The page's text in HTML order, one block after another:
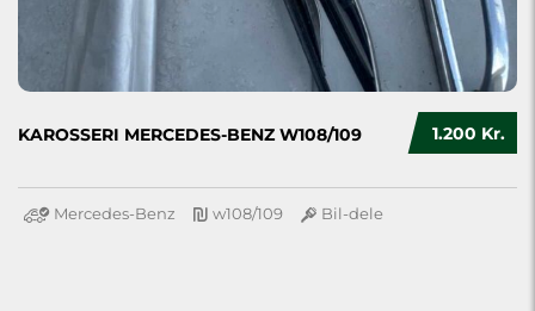
1.200 Kr.
KAROSSERI MERCEDES-BENZ W108/109
Mercedes-Benz w108/109 Bil-dele